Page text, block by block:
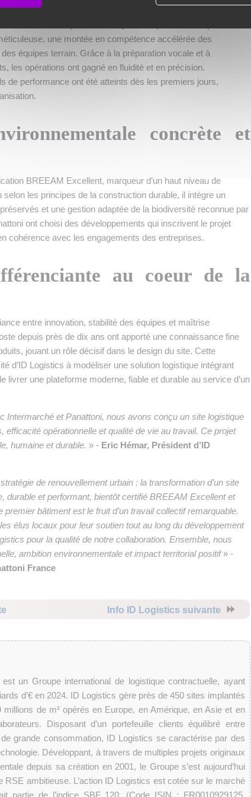
opérée en un seul week-end, sans interruption de l’activité
une montée en compétence accélérée des
équipes terrain. Grâce à la préparation vocale et à
les opérations ont gagné en fluidité et en précision.
de performance ont été atteints dès les premiers jours,
concrète et
BREEAM Excellent, marqueur d’un haut niveau de
les principes de la construction durable, il intègre un
et une gestion adaptée de la biodiversité reconnue par
ont choisi des développements qui inscrivent le projet
cohérence avec les engagements des entreprises.
au coeur de la
entre innovation, stabilité des équipes et maîtrise
depuis près de dix ans ont apporté une connaissance fine
jouant un rôle décisif dans le design du site. Cette
d’ID Logistics à modéliser une solution logistique intégrant
livrer une plateforme moderne, fiable et durable au service d’un
Intermarché et Panattoni, nous avons conçu un site logistique
efficacité opérationnelle et qualité de vie au travail. Ce projet
humaine et durable. » - Eric Hémar, Président d’ID
de renouvellement urbain : la transformation d’un site
durable et performant, bientôt certifié BREEAM Excellent et
bâtiment est le fruit d’un travail collectif remarquable.
élus locaux pour leur soutien tout au long du développement
pour la qualité de notre collaboration. Ensemble, nous
ambition environnementale et impact territorial positif» -
France
Info ID Logistics suivante ⏩
un Groupe international de logistique contractuelle, ayant
d’€ en 2024. ID Logistics gère près de 450 sites implantés
de m² opérés en Europe, en Amérique, en Asie et en
Disposant d’un portefeuille clients équilibré entre
grande consommation, ID Logistics se caractérise par des
Développant, à travers de multiples projets originaux
depuis sa création en 2001, le Groupe s’est aujourd’hui
RSE ambitieuse. L’action ID Logistics est cotée sur le marché
partie de l’indice SBF 120. (Code ISIN : FR0010929125,